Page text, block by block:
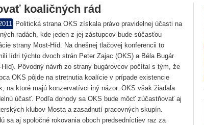
koaličných rád
Politická strana OKS získala právo pravidelnej účasti na
radách, kde jeden z jej zástupcov bude súčasťou
strany Most-Híd. Na dnešnej tlačovej konferencii to
lídri týchto dvoch strán Peter Zajac (OKS) a Béla Bugár
Híd). Pôvodný návrh zo strany bugárovcov počítal s tým, že
OKS pôjde na stretnutia koalície v prípade existencie
na ktoré majú konzervatívci iný názor. OKS však žiadala
účasť. Podľa dohody sa OKS bude môcť zúčastňovať aj
klubov Mosta a zasadnutí pracovných skupín.
sa aj spoločné rokovania oboch predsedníctiev raz za